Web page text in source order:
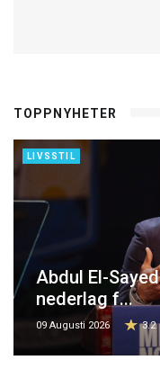
TOPPNYHETER
LIVSSTIL
Abdul El-
nederlag f...
09 Augusti 2026 3.2